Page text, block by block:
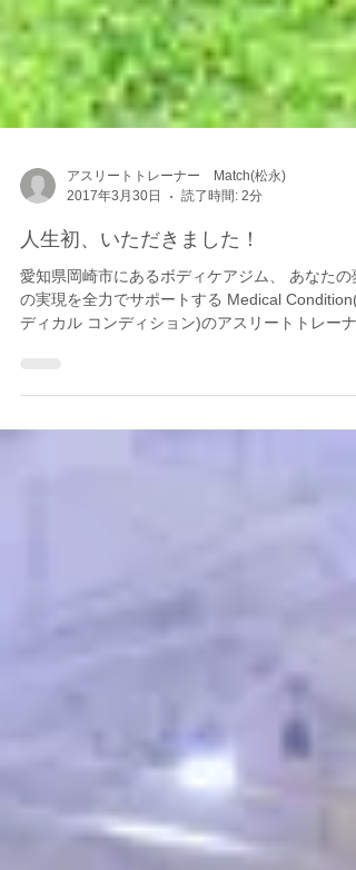
2017年3月30日
読了時間: 2分
人生初、いただきました！
愛知県岡崎市にあるボディケアジム、 あなたの夢
場しているクライアント...